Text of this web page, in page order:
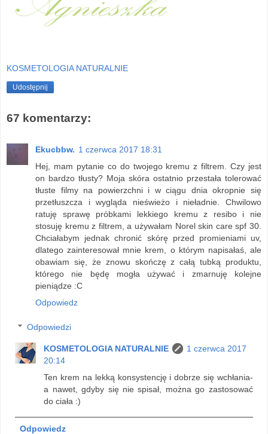
KOSMETOLOGIA NATURALNIE
Udostępnij
67 komentarzy:
Ekucbbw. 1 czerwca 2017 18:31
Hej, mam pytanie co do twojego kremu z filtrem. Czy jest
on bardzo tłusty? Moja skóra ostatnio przestała tolerować
tłuste filmy na powierzchni i w ciągu dnia okropnie się
przetłuszcza i wygląda nieświeżo i nieładnie. Chwilowo
ratuję sprawę próbkami lekkiego kremu z resibo i nie
stosuję kremu z filtrem, a używałam Norel skin care spf 30.
Chciałabym jednak chronić skórę przed promieniami uv,
dlatego zainteresował mnie krem, o którym napisałaś, ale
obawiam się, że znowu skończę z całą tubką produktu,
którego nie będę mogła używać i zmarnuję kolejne
pieniądze :C
Odpowiedz
Odpowiedzi
KOSMETOLOGIA NATURALNIE
1 czerwca 2017
20:14
Ten krem na lekką konsystencję i dobrze się wchłania-
a nawet, gdyby się nie spisał, można go zastosować
do ciała :)
Odpowiedz